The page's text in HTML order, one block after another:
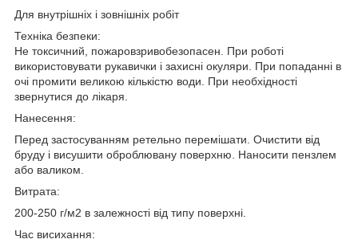
Для внутрішніх і зовнішніх робіт
Техніка безпеки:
Не токсичний, пожаровзривобезопасен. При роботі
використовувати рукавички і захисні окуляри. При попаданні в
очі промити великою кількістю води. При необхідності
звернутися до лікаря.
Нанесення:
Перед застосуванням ретельно перемішати. Очистити від
бруду і висушити оброблювану поверхню. Наносити пензлем
або валиком.
Витрата:
200-250 г/м2 в залежності від типу поверхні.
Час висихання: